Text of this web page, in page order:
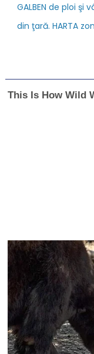
GALBEN de ploi
din ţară. HARTA